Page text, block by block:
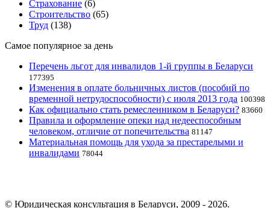
Страхование (6)
Строительство (65)
Труд (138)
Самое популярное за день
Перечень льгот для инвалидов 1-й группы в Беларуси
177395
Изменения в оплате больничных листов (пособий по
временной нетрудоспособности) с июля 2013 года 100398
Как официально стать ремесленником в Беларуси? 83660
Правила и оформление опеки над недееспособным
человеком, отличие от попечительства 81147
Материальная помощь для ухода за престарелыми и
инвалидами 78044
© Юридическая консультация в Беларуси, 2009 - 2026.